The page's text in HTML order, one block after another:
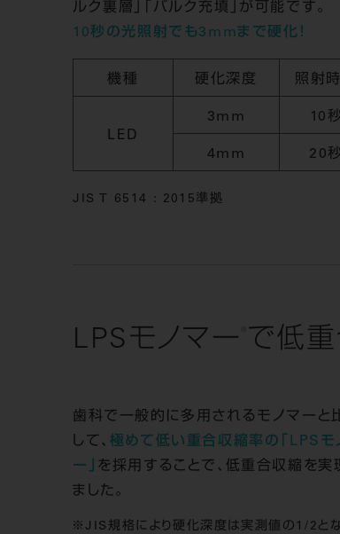
ルク裏層」「バルク充填」が可能です。
10秒の光照射でも3mmまで硬化！
機種 硬化深度 照射
LED
3mm 10秒
4mm 20秒
JIS T 6514 : 2015準拠
LPSモノマー で低
歯科で一般的に多用されるモノマーと
して、 極めて低い重合収縮率の「LPSモ
ー」 を採用することで、低重合収縮を実
ました。
JIS規格により硬化深度は実測値の1/2と